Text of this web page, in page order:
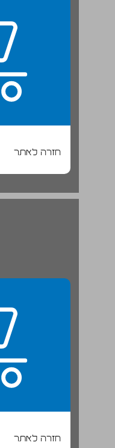
חזרה לאתר
אופוזיציה בתקופת מלחמה ולאחריה ... 17
חזרה לאתר